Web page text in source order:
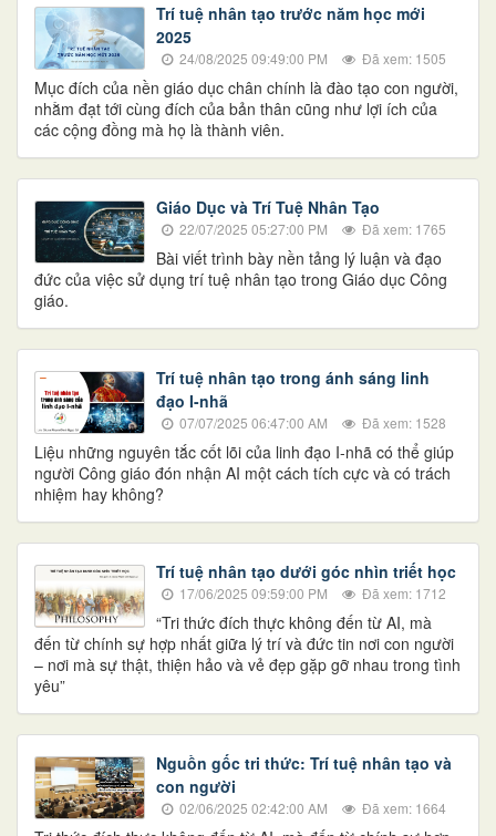
Trí tuệ nhân tạo trước năm học mới
2025
24/08/2025 09:49:00 PM Đã xem: 1505
Mục đích của nền giáo dục chân chính là đào tạo con người,
nhằm đạt tới cùng đích của bản thân cũng như lợi ích của
các cộng đồng mà họ là thành viên.
Giáo Dục và Trí Tuệ Nhân Tạo
22/07/2025 05:27:00 PM Đã xem: 1765
Bài viết trình bày nền tảng lý luận và đạo
đức của việc sử dụng trí tuệ nhân tạo trong Giáo dục Công
giáo.
Trí tuệ nhân tạo trong ánh sáng linh
đạo I-nhã
07/07/2025 06:47:00 AM Đã xem: 1528
Liệu những nguyên tắc cốt lõi của linh đạo I-nhã có thể giúp
người Công giáo đón nhận AI một cách tích cực và có trách
nhiệm hay không?
Trí tuệ nhân tạo dưới góc nhìn triết học
17/06/2025 09:59:00 PM Đã xem: 1712
“Tri thức đích thực không đến từ AI, mà
đến từ chính sự hợp nhất giữa lý trí và đức tin nơi con người
– nơi mà sự thật, thiện hảo và vẻ đẹp gặp gỡ nhau trong tình
yêu”
Nguồn gốc tri thức: Trí tuệ nhân tạo và
con người
02/06/2025 02:42:00 AM Đã xem: 1664